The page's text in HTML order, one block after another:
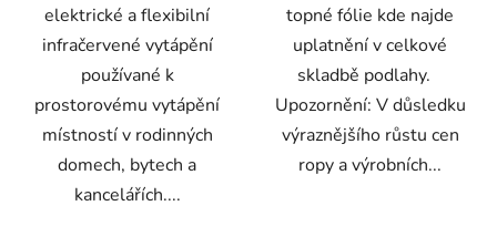
elektrické a flexibilní
infračervené vytápění
používané k
prostorovému vytápění
místností v rodinných
domech, bytech a
kancelářích....
topné fólie kde najde
uplatnění v celkové
skladbě podlahy.
Upozornění: V důsledku
výraznějšího růstu cen
ropy a výrobních...